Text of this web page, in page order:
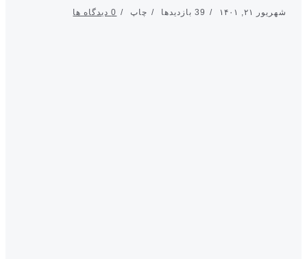
39 بازدیدها چاپ 0 دیدگاه ها